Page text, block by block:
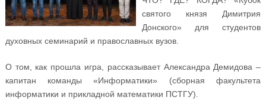
святого князя Димитрия
Донского» для студентов
духовных семинарий и православных вузов.
О том, как прошла игра, рассказывает Александра Демидова –
капитан команды «Информатики» (сборная факультета
информатики и прикладной математики ПСТГУ).